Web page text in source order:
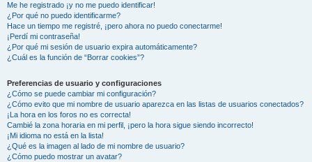
Me he registrado ¡y no me puedo identificar!
¿Por qué no puedo identificarme?
Hace un tiempo me registré, ¡pero ahora no puedo conectarme!
¡Perdí mi contraseña!
¿Por qué mi sesión de usuario expira automáticamente?
¿Cuál es la función de “Borrar cookies”?
Preferencias de usuario y configuraciones
¿Cómo se puede cambiar mi configuración?
¿Cómo evito que mi nombre de usuario aparezca en las listas de usuarios conectados?
¡La hora en los foros no es correcta!
Cambié la zona horaria en mi perfil, ¡pero la hora sigue siendo incorrecto!
¡Mi idioma no está en la lista!
¿Qué es la imagen al lado de mi nombre de usuario?
¿Cómo puedo mostrar un avatar?